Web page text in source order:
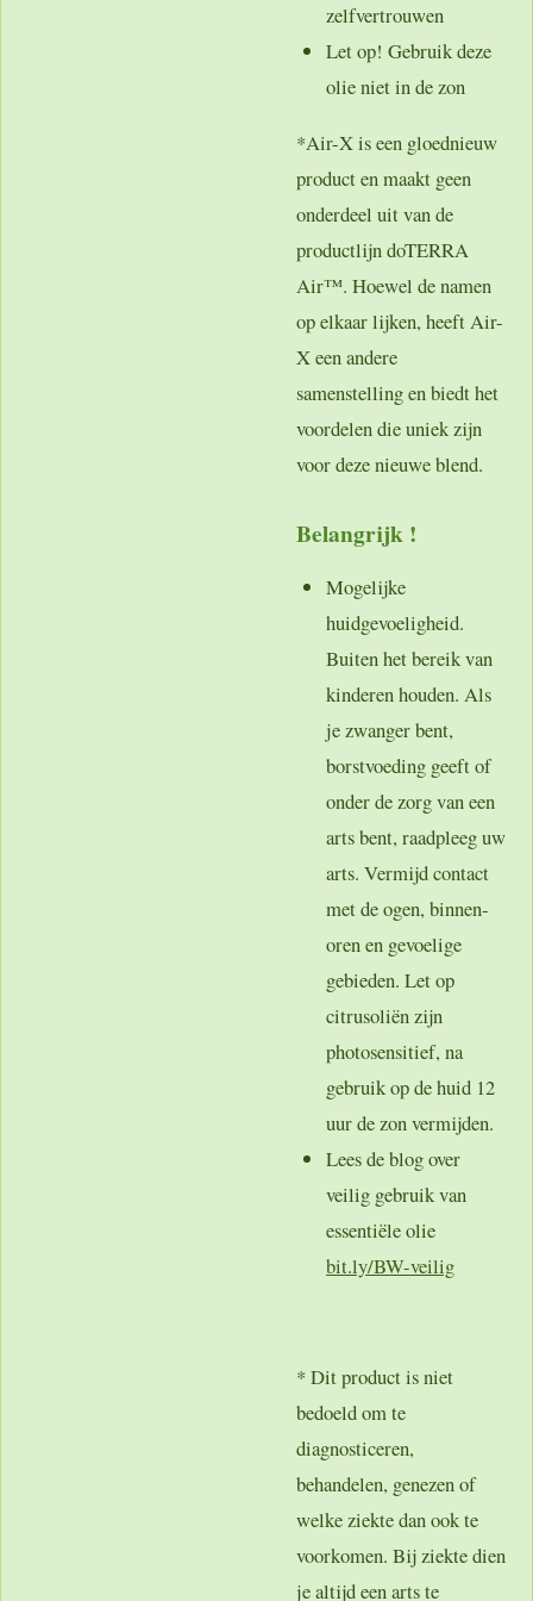
zelfvertrouwen
Let op! Gebruik deze
olie niet in de zon
*Air-X is een gloednieuw
product en maakt geen
onderdeel uit van de
productlijn doTERRA
Air™. Hoewel de namen
op elkaar lijken, heeft Air-
X een andere
samenstelling en biedt het
voordelen die uniek zijn
voor deze nieuwe blend.
Belangrijk !
Mogelijke
huidgevoeligheid.
Buiten het bereik van
kinderen houden. Als
je zwanger bent,
borstvoeding geeft of
onder de zorg van een
arts bent, raadpleeg uw
arts. Vermijd contact
met de ogen, binnen-
oren en gevoelige
gebieden. Let op
citrusoliën zijn
photosensitief, na
gebruik op de huid 12
uur de zon vermijden.
Lees de blog over
veilig gebruik van
essentiële olie
bit.ly/BW-veilig
* Dit product is niet
bedoeld om te
diagnosticeren,
behandelen, genezen of
welke ziekte dan ook te
voorkomen. Bij ziekte dien
je altijd een arts te